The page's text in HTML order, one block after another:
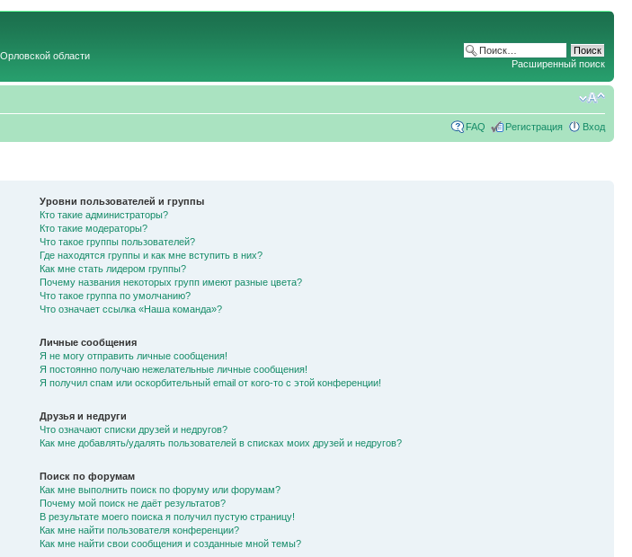
области
Расширенный поиск
FAQ Регистрация Вход
Уровни пользователей и группы
Кто такие администраторы?
Кто такие модераторы?
Что такое группы пользователей?
Где находятся группы и как мне вступить в них?
Как мне стать лидером группы?
Почему названия некоторых групп имеют разные цвета?
Что такое группа по умолчанию?
Что означает ссылка «Наша команда»?
Личные сообщения
Я не могу отправить личные сообщения!
Я постоянно получаю нежелательные личные сообщения!
Я получил спам или оскорбительный email от кого-то с этой конференции!
Друзья и недруги
Что означают списки друзей и недругов?
Как мне добавлять/удалять пользователей в списках моих друзей и недругов?
Поиск по форумам
Как мне выполнить поиск по форуму или форумам?
Почему мой поиск не даёт результатов?
В результате моего поиска я получил пустую страницу!
Как мне найти пользователя конференции?
Как мне найти свои сообщения и созданные мной темы?